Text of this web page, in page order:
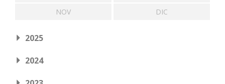
NOV
DIC
2025
2024